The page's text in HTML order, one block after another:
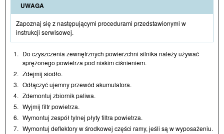
UWAGA
Zapoznaj się z następującymi procedurami przedstawionymi w
instrukcji serwisowej.
1. Do czyszczenia zewnętrznych powierzchni silnika należy używać
sprężonego powietrza pod niskim ciśnieniem.
2. Zdejmij siodło.
3. Odłączyć ujemny przewód akumulatora.
4. Zdemontuj zbiornik paliwa.
5. Wyjmij filtr powietrza.
6. Wymontuj zespół tylnej płyty filtra powietrza.
7. Wymontuj deflektory w środkowej części ramy, jeśli są w wyposażeniu.